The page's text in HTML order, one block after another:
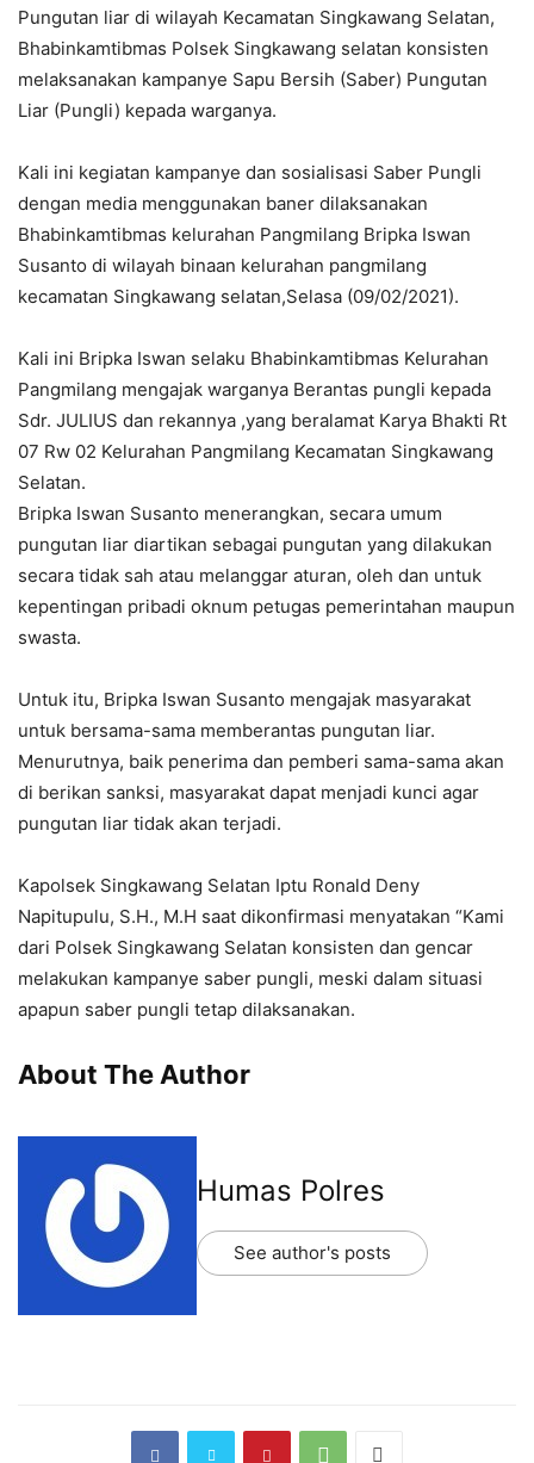
Pungutan liar di wilayah Kecamatan Singkawang Selatan,
Bhabinkamtibmas Polsek Singkawang selatan konsisten
melaksanakan kampanye Sapu Bersih (Saber) Pungutan
Liar (Pungli) kepada warganya.
Kali ini kegiatan kampanye dan sosialisasi Saber Pungli
dengan media menggunakan baner dilaksanakan
Bhabinkamtibmas kelurahan Pangmilang Bripka Iswan
Susanto di wilayah binaan kelurahan pangmilang
kecamatan Singkawang selatan,Selasa (09/02/2021).
Kali ini Bripka Iswan selaku Bhabinkamtibmas Kelurahan
Pangmilang mengajak warganya Berantas pungli kepada
Sdr. JULIUS dan rekannya ,yang beralamat Karya Bhakti Rt
07 Rw 02 Kelurahan Pangmilang Kecamatan Singkawang
Selatan.
Bripka Iswan Susanto menerangkan, secara umum
pungutan liar diartikan sebagai pungutan yang dilakukan
secara tidak sah atau melanggar aturan, oleh dan untuk
kepentingan pribadi oknum petugas pemerintahan maupun
swasta.
Untuk itu, Bripka Iswan Susanto mengajak masyarakat
untuk bersama-sama memberantas pungutan liar.
Menurutnya, baik penerima dan pemberi sama-sama akan
di berikan sanksi, masyarakat dapat menjadi kunci agar
pungutan liar tidak akan terjadi.
Kapolsek Singkawang Selatan Iptu Ronald Deny
Napitupulu, S.H., M.H saat dikonfirmasi menyatakan “Kami
dari Polsek Singkawang Selatan konsisten dan gencar
melakukan kampanye saber pungli, meski dalam situasi
apapun saber pungli tetap dilaksanakan.
About The Author
Humas Polres
See author's posts